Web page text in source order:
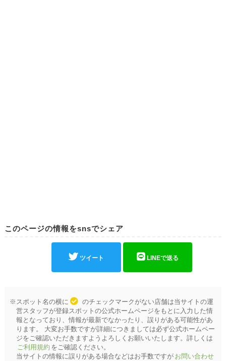
このページの情報をsnsでシェア
ツイート LINEで送る
※スポット名の横に
のチェックマークがない店舗は当サイトの運
営スタッフが登録スポットの公式ホームページをもとに入力した情
報となっており、情報が最新でなかったり、誤りがある可能性があ
ります。 大変お手数ですが詳細につきましては必ず公式ホームペー
ジをご確認いただきますようよろしくお願いいたします。詳しくは
ご利用規約 をご確認ください。
当サイトの情報に誤りがある場合などはお手数ですが お問い合わせ